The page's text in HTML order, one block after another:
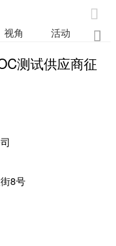

视角 活动 业

测试供应商征
8号